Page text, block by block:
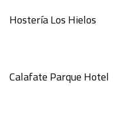
Hostería Los Hielos
Calafate Parque Hotel